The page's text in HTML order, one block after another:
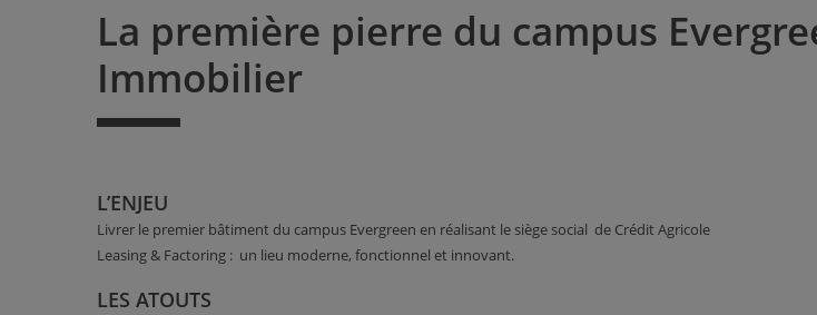
La première pierre du campus
Immobilier
L’ENJEU
Livrer le premier bâtiment du campus Evergreen en réalisant le siège social de Crédit Agricole
Leasing & Factoring : un lieu moderne, fonctionnel et innovant.
LES ATOUTS